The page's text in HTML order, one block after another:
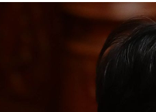
【独自】昭和の大女優・小川真由美